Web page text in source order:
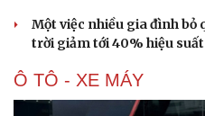
Âm nhạc
Di sản
Một việc nhiều gia đình bỏ
trời giảm tới 40% hiệu suất
Ô TÔ - XE MÁY